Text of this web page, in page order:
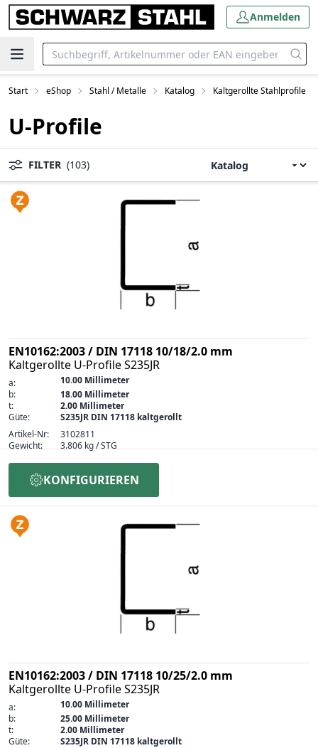
Anmelden
Start eShop Stahl / Metalle Katalog Kaltgerollte Stahlprofile
U-Profile
FILTER (103)
EN10162:2003 / DIN 17118 10/18/2.0 mm
Kaltgerollte U-Profile S235JR
a:
10.00 Millimeter
b:
18.00 Millimeter
t:
2.00 Millimeter
Güte:
S235JR DIN 17118 kaltgerollt
Artikel-Nr:
3102811
Gewicht:
3.806 kg / STG
KONFIGURIEREN
EN10162:2003 / DIN 17118 10/25/2.0 mm
Kaltgerollte U-Profile S235JR
a:
10.00 Millimeter
b:
25.00 Millimeter
t:
2.00 Millimeter
Güte:
S235JR DIN 17118 kaltgerollt